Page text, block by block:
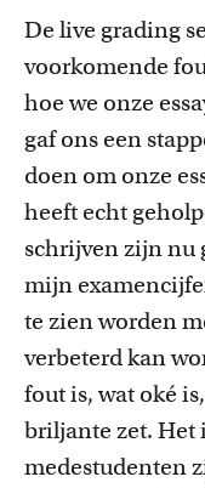
De live grading
voorkomende
hoe we onze
gaf ons een
doen om onze
heeft echt
schrijven zijn nu
mijn
te zien worden
verbeterd kan
fout is, wat oké
briljante zet. Het
medestudenten